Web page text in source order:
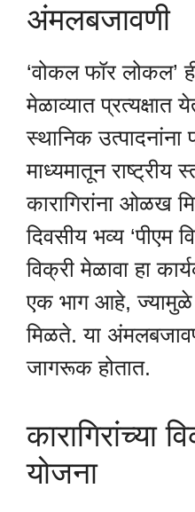
अंमलबजावणी
‘वोकल फॉर लोकल’
मेळाव्यात
स्थानिक उत्पादनांना
माध्यमातून राष्ट्रीय
कारागिरांना ओळख
दिवसीय भव्य ‘पीएम
विक्री मेळावा हा
एक भाग आहे, ज्यामुळे
मिळते. या
जागरूक होतात.
कारागिरांच्या
योजना